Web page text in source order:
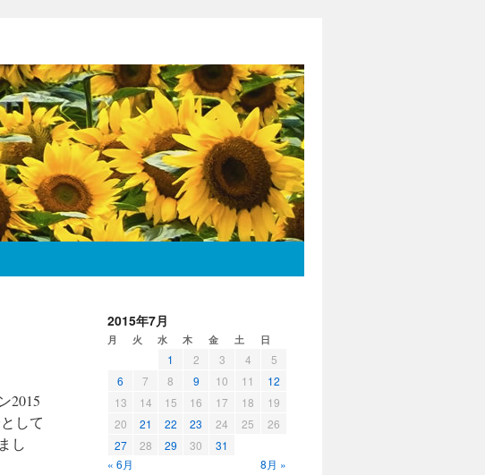
2015
して
し
2015年7月
月 火 水 木 金 土 日
« 6月 8月 »
1 2 3 4
5
6
7 8 9 10 11
12
13
14 15 16 17 18
19
20
21 22 23 24 25
26
27
28 29 30 31